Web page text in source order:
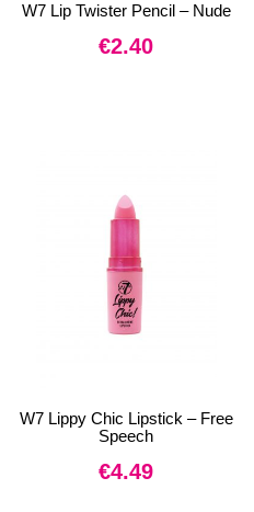
W7 Lip Twister Pencil – Nude
€2.40
W7 Lippy Chic Lipstick – Free
Speech
€4.49